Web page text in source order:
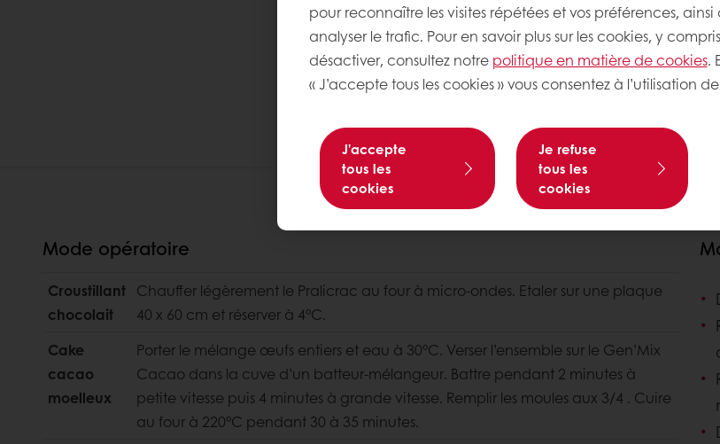
Mode opératoire
Croustillant
chocolait
Chauffer légèrement le Pralicrac au four à micro-ondes. Etaler sur une plaque
40 x 60 cm et réserver à 4°C.
Cake
cacao
moelleux
Porter le mélange œufs entiers et eau à 30°C. Verser l’ensemble sur le Gen’Mix
Cacao dans la cuve d’un batteur-mélangeur. Battre pendant 2 minutes à
petite vitesse puis 4 minutes à grande vitesse. Remplir les moules aux 3/4 . Cuire
au four à 220°C pendant 30 à 35 minutes.
pour reconnaître les visites répétées et vos préférences,
analyser le trafic. Pour en savoir plus sur les cookies, y
désactiver, consultez notre politique en matière de cookies.
« J’accepte tous les cookies » vous consentez à l’utilisation
J’accepte
tous les
cookies
Je refuse
tous les
cookies